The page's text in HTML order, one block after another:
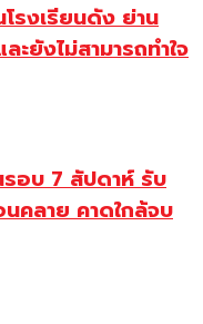
รงเรียนดัง ย่าน
ะยังไม่สามารถทำใจ
อบ 7 สัปดาห์ รับ
คลาย คาดใกล้จบ